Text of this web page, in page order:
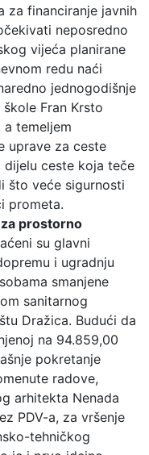
za financiranje javnih
neposredno
vijeća planirane
redu naći
jednogodišnje
Fran Krsto
a temeljem
uprave za ceste
dijelu ceste koja teče
što veće sigurnosti
prometa.
prostorno
su glavni
i ugradnju
smanjene
sanitarnog
Dražica. Budući da
na 94.859,00
pokretanje
radove,
arhitekta Nenada
PDV-a, za vršenje
tehničkog